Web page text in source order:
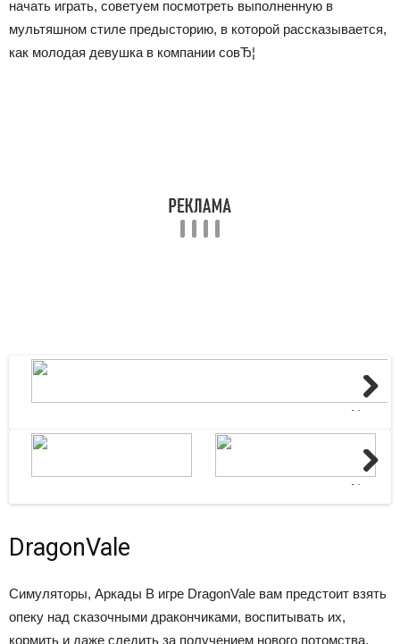
начать играть, советуем посмотреть выполненную в
мультяшном стиле предысторию, в которой рассказывается,
как молодая девушка в компании совЂ¦
Next
Next
DragonVale
Симуляторы, Аркады В игре DragonVale вам предстоит взять
опеку над сказочными дракончиками, воспитывать их,
кормить и даже следить за получением нового потомства.